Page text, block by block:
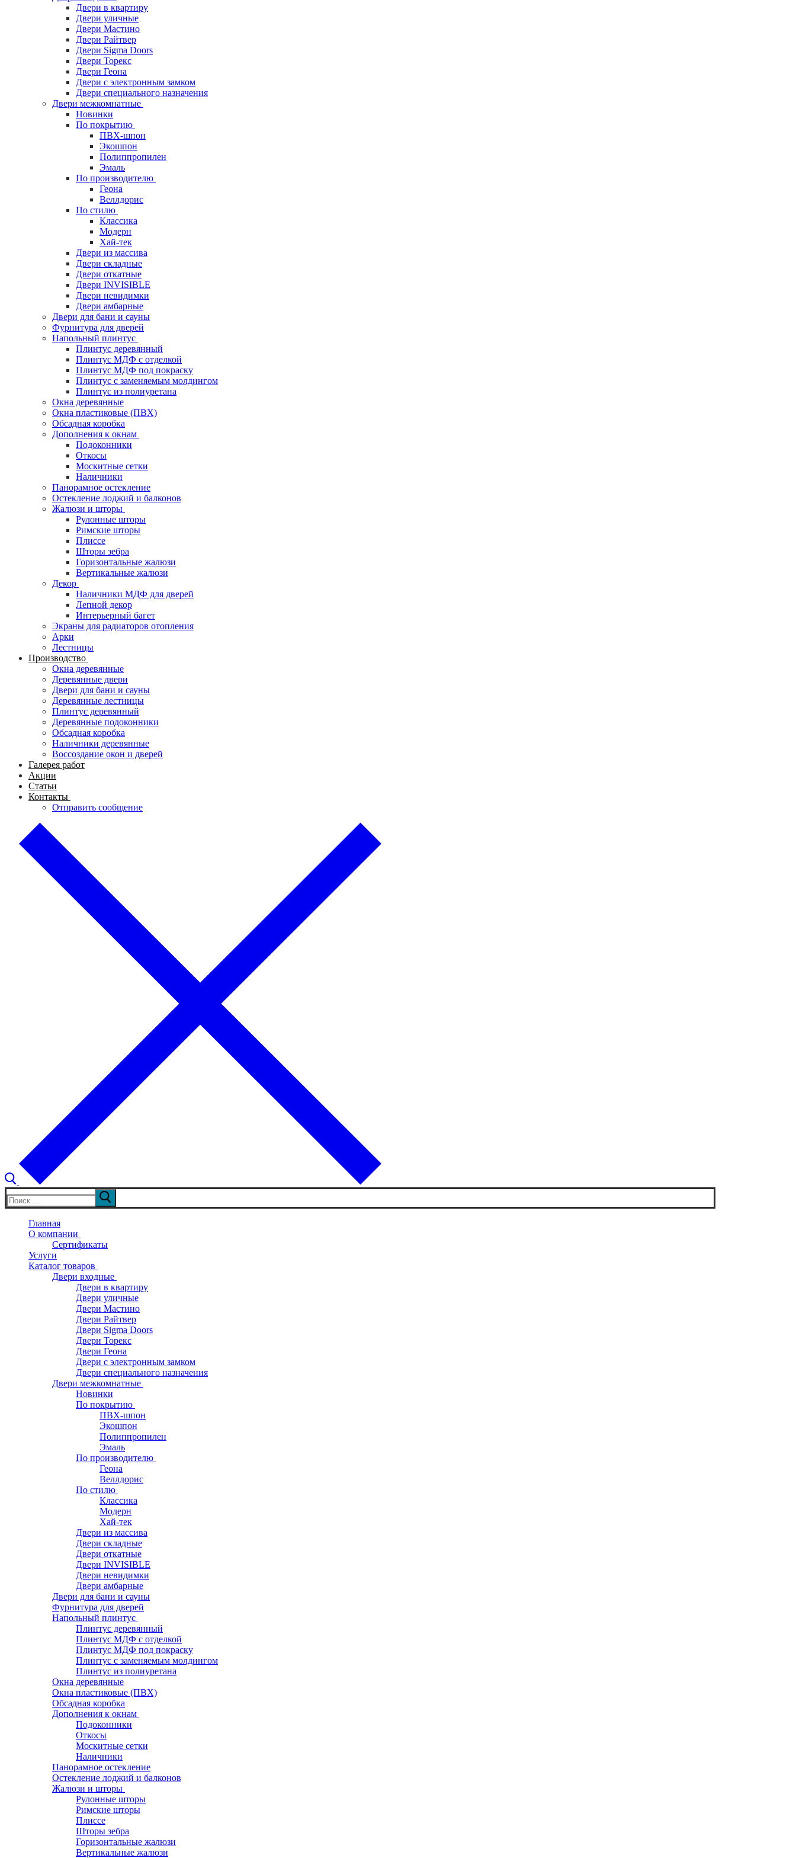
Двери в квартиру
Двери уличные
Двери Мастино
Двери Райтвер
Двери Sigma Doors
Двери Торекс
Двери Геона
Двери с электронным замком
Двери специального назначения
Двери межкомнатные
Новинки
По покрытию
ПВХ-шпон
Экошпон
Полиппропилен
Эмаль
По производителю
Геона
Веллдорис
По стилю
Классика
Модерн
Хай-тек
Двери из массива
Двери складные
Двери откатные
Двери INVISIBLE
Двери невидимки
Двери амбарные
Двери для бани и сауны
Фурнитура для дверей
Напольный плинтус
Плинтус деревянный
Плинтус МДФ с отделкой
Плинтус МДФ под покраску
Плинтус с заменяемым молдингом
Плинтус из полиуретана
Окна деревянные
Окна пластиковые (ПВХ)
Обсадная коробка
Дополнения к окнам
Подоконники
Откосы
Москитные сетки
Наличники
Панорамное остекление
Остекление лоджий и балконов
Жалюзи и шторы
Рулонные шторы
Римские шторы
Плиссе
Шторы зебра
Горизонтальные жалюзи
Вертикальные жалюзи
Декор
Наличники МДФ для дверей
Лепной декор
Интерьерный багет
Экраны для радиаторов отопления
Арки
Лестницы
Производство
Окна деревянные
Деревянные двери
Двери для бани и сауны
Деревянные лестницы
Плинтус деревянный
Деревянные подоконники
Обсадная коробка
Наличники деревянные
Воссоздание окон и дверей
Галерея работ
Акции
Статьи
Контакты
Отправить сообщение
Искать:
Главная
О компании
Сертификаты
Услуги
Каталог товаров
Двери входные
Двери в квартиру
Двери уличные
Двери Мастино
Двери Райтвер
Двери Sigma Doors
Двери Торекс
Двери Геона
Двери с электронным замком
Двери специального назначения
Двери межкомнатные
Новинки
По покрытию
ПВХ-шпон
Экошпон
Полиппропилен
Эмаль
По производителю
Геона
Веллдорис
По стилю
Классика
Модерн
Хай-тек
Двери из массива
Двери складные
Двери откатные
Двери INVISIBLE
Двери невидимки
Двери амбарные
Двери для бани и сауны
Фурнитура для дверей
Напольный плинтус
Плинтус деревянный
Плинтус МДФ с отделкой
Плинтус МДФ под покраску
Плинтус с заменяемым молдингом
Плинтус из полиуретана
Окна деревянные
Окна пластиковые (ПВХ)
Обсадная коробка
Дополнения к окнам
Подоконники
Откосы
Москитные сетки
Наличники
Панорамное остекление
Остекление лоджий и балконов
Жалюзи и шторы
Рулонные шторы
Римские шторы
Плиссе
Шторы зебра
Горизонтальные жалюзи
Вертикальные жалюзи